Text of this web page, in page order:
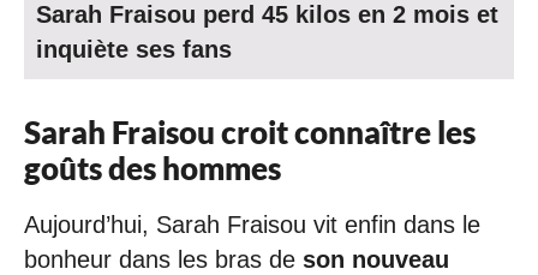
Sarah Fraisou perd 45 kilos en 2 mois et
inquiète ses fans
Sarah Fraisou croit connaître les
goûts des hommes
Aujourd’hui, Sarah Fraisou vit enfin dans le
bonheur dans les bras de son nouveau